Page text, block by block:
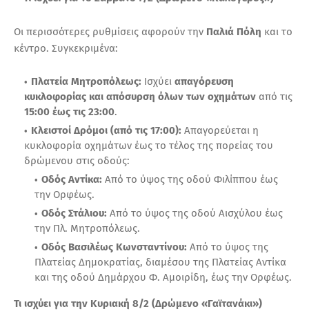
Οι περισσότερες ρυθμίσεις αφορούν την Παλιά Πόλη και το
κέντρο. Συγκεκριμένα:
Πλατεία Μητροπόλεως: Ισχύει απαγόρευση
κυκλοφορίας και απόσυρση όλων των οχημάτων από τις
15:00 έως τις 23:00.
Κλειστοί Δρόμοι (από τις 17:00): Απαγορεύεται η
κυκλοφορία οχημάτων έως το τέλος της πορείας του
δρώμενου στις οδούς:
Οδός Αντίκα: Από το ύψος της οδού Φιλίππου έως
την Ορφέως.
Οδός Στάλιου: Από το ύψος της οδού Αισχύλου έως
την Πλ. Μητροπόλεως.
Οδός Βασιλέως Κωνσταντίνου: Από το ύψος της
Πλατείας Δημοκρατίας, διαμέσου της Πλατείας Αντίκα
και της οδού Δημάρχου Φ. Αμοιρίδη, έως την Ορφέως.
Τι ισχύει για την Κυριακή 8/2 (Δρώμενο «Γαϊτανάκι»)